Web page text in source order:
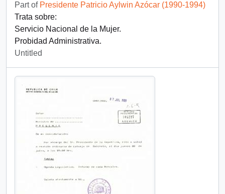
Part of Presidente Patricio Aylwin Azócar (1990-1994)
Trata sobre:
Servicio Nacional de la Mujer.
Probidad Administrativa.
Untitled